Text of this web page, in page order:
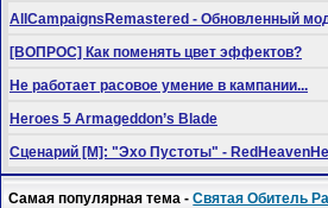
AllCampaignsRemastered - Обновленный
[ВОПРОС] Как поменять цвет эффектов?
Не работает расовое умение в кампании...
Heroes 5 Armageddon’s Blade
Сценарий [M]: "Эхо Пустоты" -
Самая популярная тема -Святая Обитель